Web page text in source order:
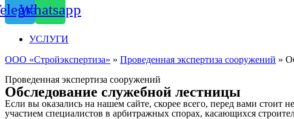
Whatsapp
УСЛУГИ
ООО «Стройэкспертиза» » Проведенная экспертиза сооружений »
Проведенная экспертиза сооружений
Обследование служебной лестницы
Если вы оказались на нашем сайте, скорее всего, перед вами стоит
участием специалистов в арбитражных спорах, касающихся